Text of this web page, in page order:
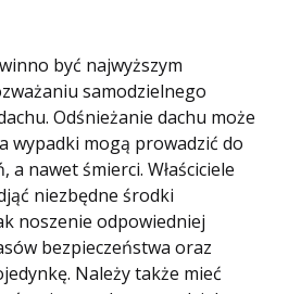
być najwyższym
samodzielnego
Odśnieżanie dachu może
wypadki mogą prowadzić do
a nawet śmierci. Właściciele
niezbędne środki
noszenie odpowiedniej
bezpieczeństwa oraz
Należy także mieć